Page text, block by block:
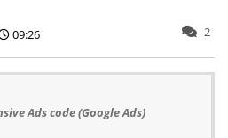
09:26 2
Ads code (Google Ads)